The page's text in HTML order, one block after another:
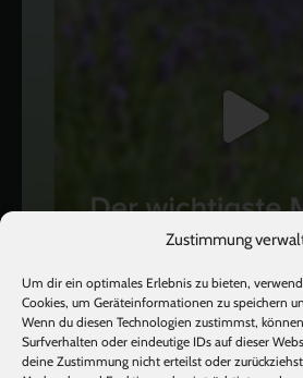
Zustimmung
Um dir ein optimales Erlebnis zu bieten,
Cookies, um Geräteinformationen zu speichern
Wenn du diesen Technologien zustimmst,
Surfverhalten oder eindeutige IDs auf dieser
deine Zustimmung nicht erteilst oder
Mehr laden Auf